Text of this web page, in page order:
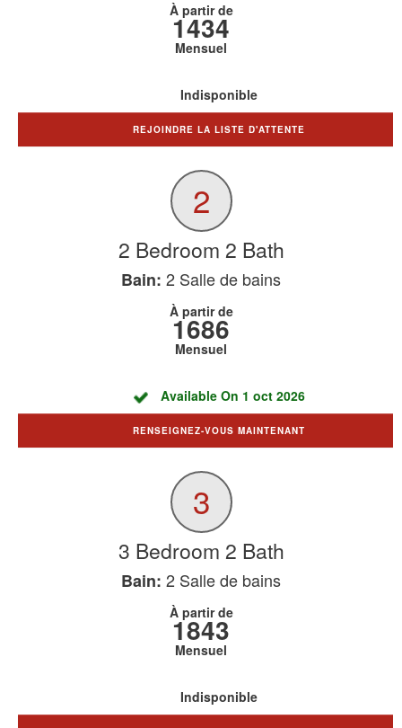
À partir de
1434
Mensuel
Indisponible
REJOINDRE LA LISTE D'ATTENTE
2
2 Bedroom 2 Bath
Bain: 2 Salle de bains
À partir de
1686
Mensuel
Available On 1 oct 2026
RENSEIGNEZ-VOUS MAINTENANT
3
3 Bedroom 2 Bath
Bain: 2 Salle de bains
À partir de
1843
Mensuel
Indisponible